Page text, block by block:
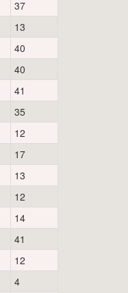
37
13
40
40
41
35
12
17
13
12
14
41
12
4